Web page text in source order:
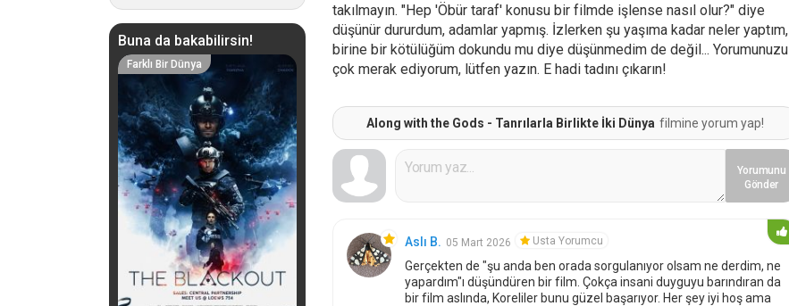
Buna da bakabilirsin!
Farklı Bir Dünya
takılmayın. "Hep 'Öbür taraf' konusu bir filmde işlense nasıl olur?" diye
düşünür dururdum, adamlar yapmış. İzlerken şu yaşıma kadar neler yaptım,
birine bir kötülüğüm dokundu mu diye düşünmedim de değil... Yorumunuzu
çok merak ediyorum, lütfen yazın. E hadi tadını çıkarın!
Along with the Gods - Tanrılarla Birlikte İki Dünya filmine yorum yap!
Yorumunu
Gönder
Aslı B. 05 Mart 2026 Usta Yorumcu
Gerçekten de "şu anda ben orada sorgulanıyor olsam ne derdim, ne
yapardım"ı düşündüren bir film. Çokça insani duyguyu barındıran da
bir film aslında, Koreliler bunu güzel başarıyor. Her şey iyi hoş ama